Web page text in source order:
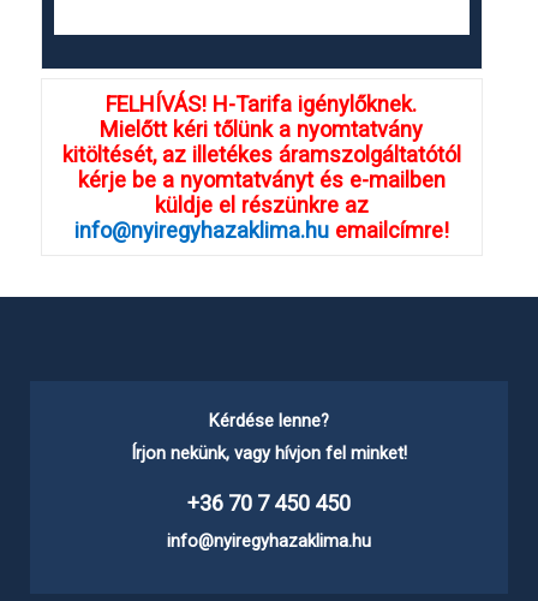
FELHÍVÁS! H-Tarifa igénylőknek.
Mielőtt kéri tőlünk a nyomtatvány
kitöltését, az illetékes áramszolgáltatótól
kérje be a nyomtatványt és e-mailben
küldje el részünkre az
info@nyiregyhazaklima.huemailcímre!
Kérdése lenne?
Írjon nekünk, vagy hívjon fel minket!
+36 70 7 450 450
info@nyiregyhazaklima.hu